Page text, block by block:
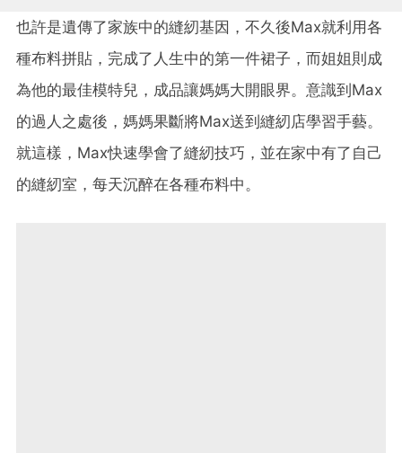
也許是遺傳了家族中的縫紉基因，不久後Max就利用各
種布料拼貼，完成了人生中的第一件裙子，而姐姐則成
為他的最佳模特兒，成品讓媽媽大開眼界。意識到Max
的過人之處後，媽媽果斷將Max送到縫紉店學習手藝。
就這樣，Max快速學會了縫紉技巧，並在家中有了自己
的縫紉室，每天沉醉在各種布料中。